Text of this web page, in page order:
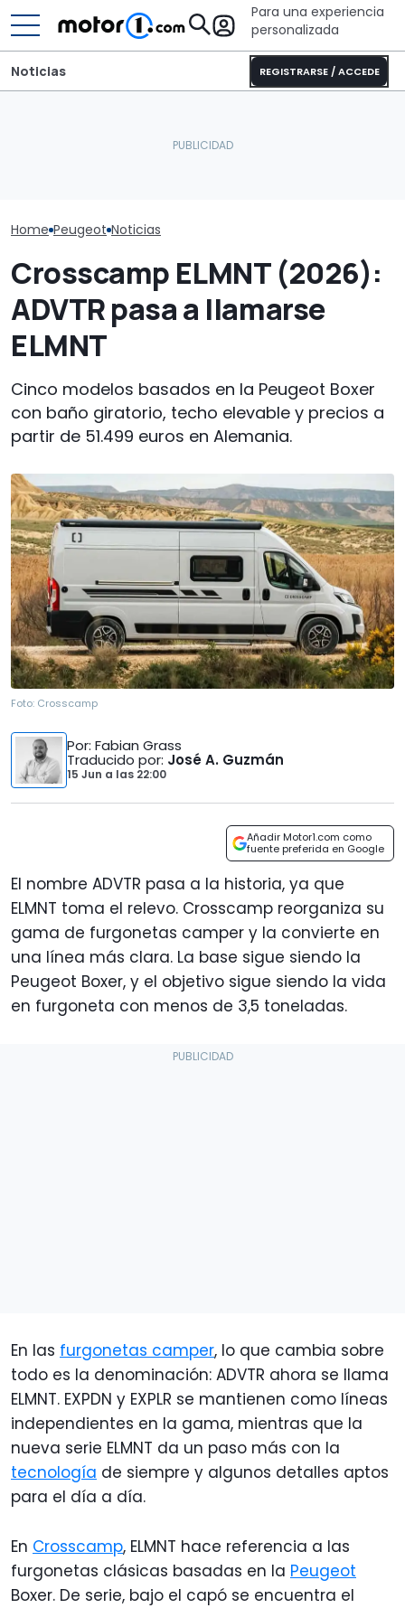
Para una experiencia
personalizada
REGISTRARSE / ACCEDE
Noticias
Home Peugeot Noticias
Crosscamp ELMNT (2026):
ADVTR pasa a llamarse
ELMNT
Cinco modelos basados en la Peugeot Boxer
con baño giratorio, techo elevable y precios a
partir de 51.499 euros en Alemania.
Foto: Crosscamp
Por: Fabian Grass
Traducido por: José A. Guzmán
15 Jun a las 22:00
Añadir Motor1.com como
fuente preferida en Google
El nombre ADVTR pasa a la historia, ya que
ELMNT toma el relevo. Crosscamp reorganiza su
gama de furgonetas camper y la convierte en
una línea más clara. La base sigue siendo la
Peugeot Boxer, y el objetivo sigue siendo la vida
en furgoneta con menos de 3,5 toneladas.
En las furgonetas camper, lo que cambia sobre
todo es la denominación: ADVTR ahora se llama
ELMNT. EXPDN y EXPLR se mantienen como líneas
independientes en la gama, mientras que la
nueva serie ELMNT da un paso más con la
tecnología de siempre y algunos detalles aptos
para el día a día.
En Crosscamp, ELMNT hace referencia a las
furgonetas clásicas basadas en la Peugeot
Boxer. De serie, bajo el capó se encuentra el